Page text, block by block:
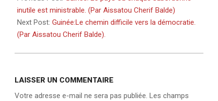
24
inutile est ministrable. (Par Aissatou Cherif Balde)
Next Post: Guinée:Le chemin difficile vers la démocratie.
(Par Aissatou Cherif Balde).
LAISSER UN COMMENTAIRE
Votre adresse e-mail ne sera pas publiée. Les champs